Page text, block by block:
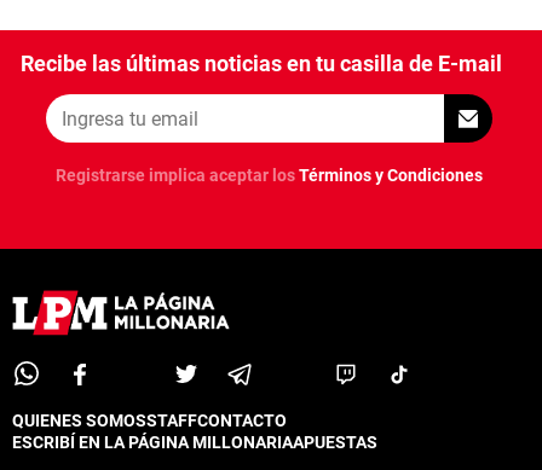
Recibe las últimas noticias en tu casilla de E-mail
Registrarse implica aceptar losTérminos y Condiciones
QUIENES SOMOSSTAFFCONTACTO
ESCRIBÍ EN LA PÁGINA MILLONARIAAPUESTAS